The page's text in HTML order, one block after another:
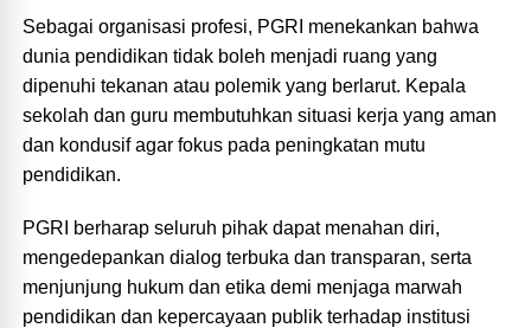
Sebagai organisasi profesi, PGRI menekankan bahwa
dunia pendidikan tidak boleh menjadi ruang yang
dipenuhi tekanan atau polemik yang berlarut. Kepala
sekolah dan guru membutuhkan situasi kerja yang aman
dan kondusif agar fokus pada peningkatan mutu
pendidikan.
PGRI berharap seluruh pihak dapat menahan diri,
mengedepankan dialog terbuka dan transparan, serta
menjunjung hukum dan etika demi menjaga marwah
pendidikan dan kepercayaan publik terhadap institusi